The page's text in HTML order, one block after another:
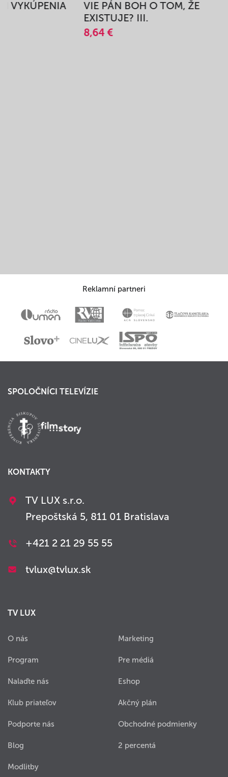
VYKÚPENIA
VIE PÁN BOH O TOM, ŽE
EXISTUJE? III.
8,64 €
Reklamní partneri
SPOLOČNÍCI TELEVÍZIE
KONTAKTY
TV LUX s.r.o.
Prepoštská 5, 811 01 Bratislava
+421 2 21 29 55 55
tvlux@tvlux.sk
TV LUX
O nás
Program
Nalaďte nás
Klub priateľov
Podporte nás
Blog
Modlitby
Marketing
Pre médiá
Eshop
Akčný plán
Obchodné podmienky
2 percentá